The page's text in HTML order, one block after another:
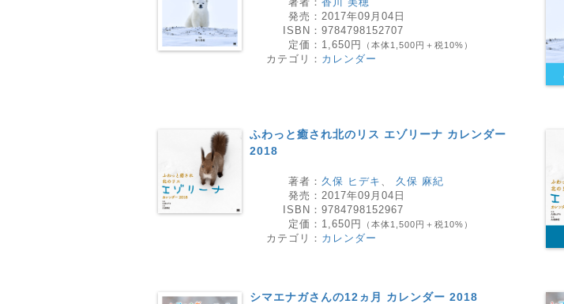
発売： 2017年09月04日
ISBN： 9784798152707
定価： 1,650円 （本体1,500円＋税10%）
カテゴリ： カレンダー
ふわっと癒され北のリス エゾリーナ カレンダー
2018
著者： 久保 ヒデキ 、 久保 麻紀
発売： 2017年09月04日
ISBN： 9784798152967
定価： 1,650円 （本体1,500円＋税10%）
カテゴリ： カレンダー
シマエナガさんの12ヵ月 カレンダー 2018